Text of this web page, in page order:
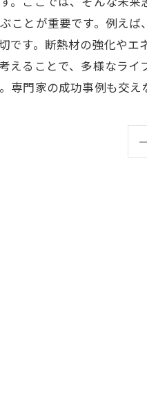
ことが重要です。例え
です。断熱材の強化や
えることで、多様なラ
専門家の成功事例も交え